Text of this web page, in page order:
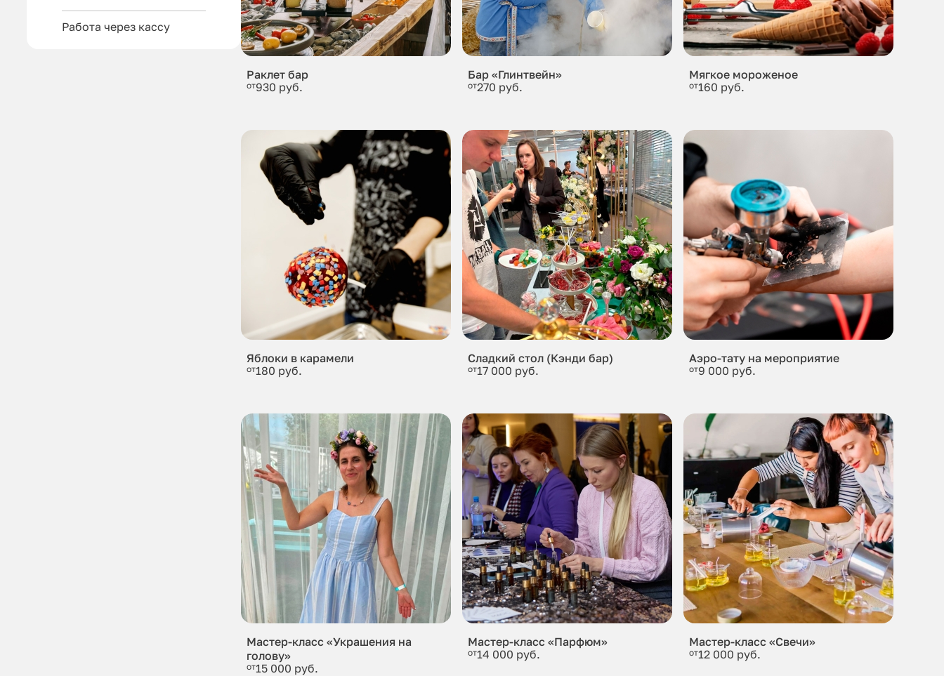
Работа через кассу
Раклет бар
от930 руб.
Бар «Глинтвейн»
от270 руб.
Мягкое мороженое
от160 руб.
Яблоки в карамели
от180 руб.
Сладкий стол (Кэнди бар)
от17 000 руб.
Аэро-тату на мероприятие
от9 000 руб.
Мастер-класс «Украшения на
голову»
от15 000 руб.
Мастер-класс «Парфюм»
от14 000 руб.
Мастер-класс «Свечи»
от12 000 руб.